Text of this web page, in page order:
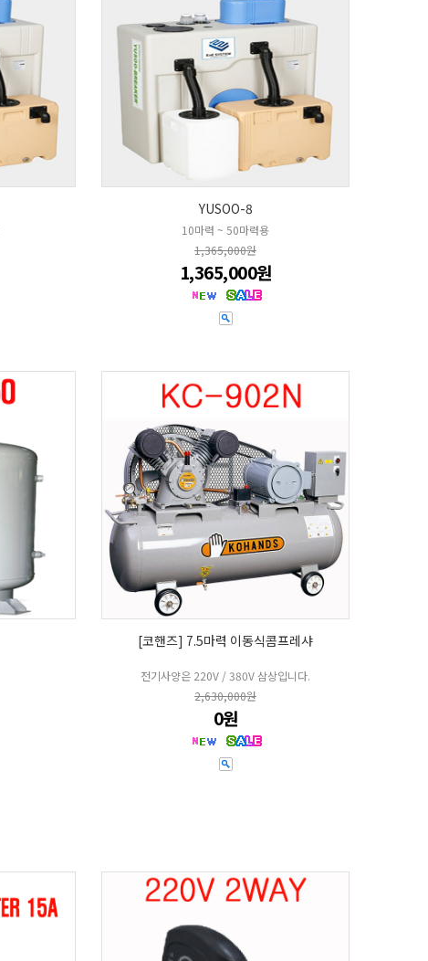
YUSOO-8
10마력 ~ 50마력용
1,365,000원
1,365,000원
[코핸즈] 7.5마력 이동식콤프레샤
전기사양은 220V / 380V 삼상입니다.
2,630,000원
0원